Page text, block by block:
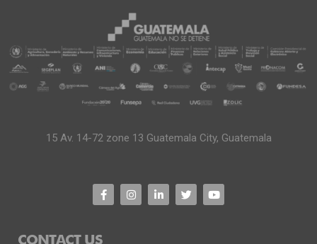
15 Av. 14-72 zone 13 Guatemala City, Guatemala